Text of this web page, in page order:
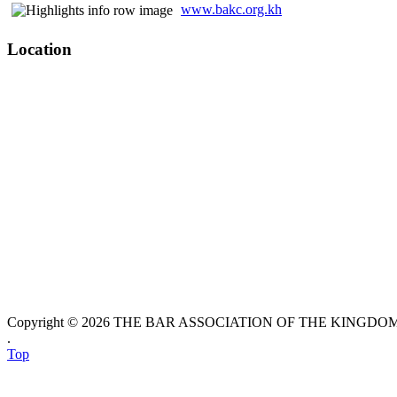
www.bakc.org.kh
Location
Copyright © 2026 THE BAR ASSOCIATION OF THE
.
Top